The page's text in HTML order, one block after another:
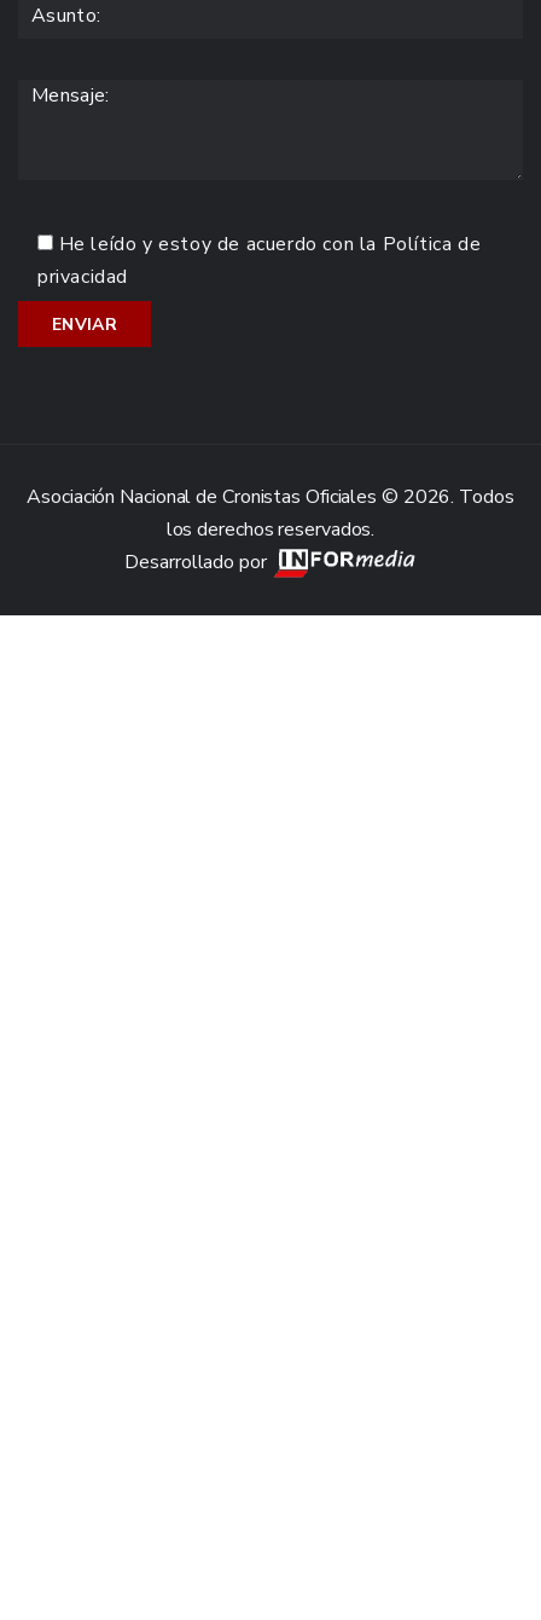
He leído y estoy de acuerdo con la Política de
privacidad
Asociación Nacional de Cronistas Oficiales © 2026. Todos
los derechos reservados.
Desarrollado por